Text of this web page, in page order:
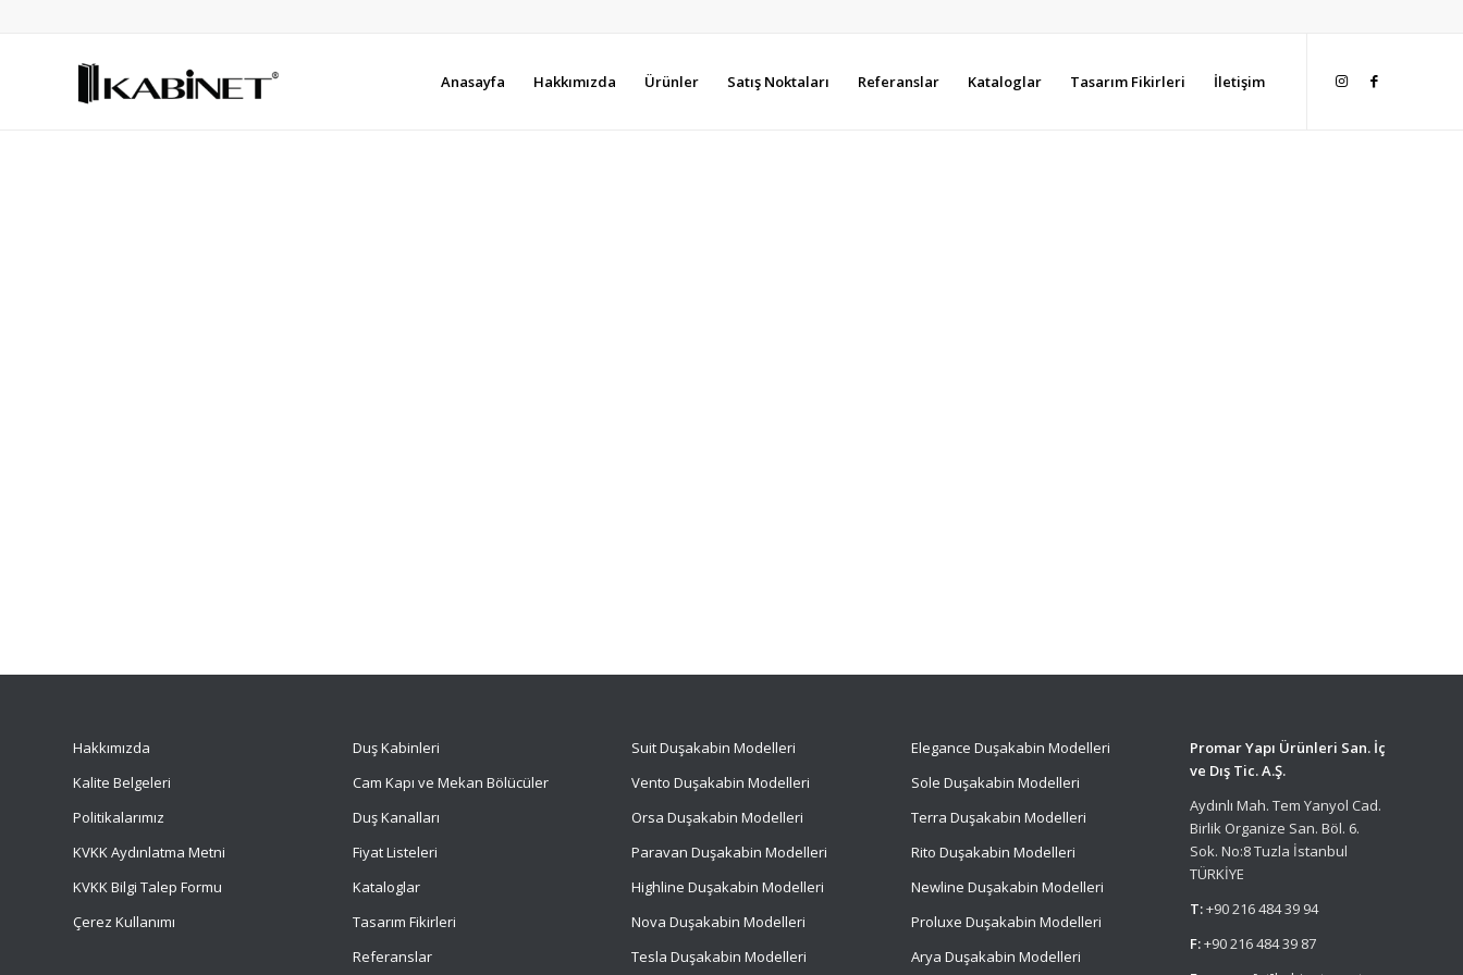
Anasayfa Hakkımızda Ürünler Satış Noktaları Referanslar Kataloglar Tasarım Fikirleri İletişim
Hakkımızda
Kalite Belgeleri
Politikalarımız
KVKK Aydınlatma Metni
KVKK Bilgi Talep Formu
Çerez Kullanımı
Duş Kabinleri
Cam Kapı ve Mekan Bölücüler
Duş Kanalları
Fiyat Listeleri
Kataloglar
Tasarım Fikirleri
Referanslar
SuitDuşakabin Modelleri
Vento Duşakabin Modelleri
Orsa Duşakabin Modelleri
Paravan Duşakabin Modelleri
Highline Duşakabin Modelleri
Nova Duşakabin Modelleri
Tesla Duşakabin Modelleri
Elegance Duşakabin Modelleri
Sole Duşakabin Modelleri
Terra Duşakabin Modelleri
Rito Duşakabin Modelleri
Newline Duşakabin Modelleri
Proluxe Duşakabin Modelleri
Arya Duşakabin Modelleri
Promar Yapı Ürünleri San. İç
ve Dış Tic. A.Ş.
Aydınlı Mah. Tem Yanyol Cad.
Birlik Organize San. Böl. 6.
Sok. No:8 Tuzla İstanbul
TÜRKİYE
T:+90 216 484 39 94
F:+90 216 484 39 87